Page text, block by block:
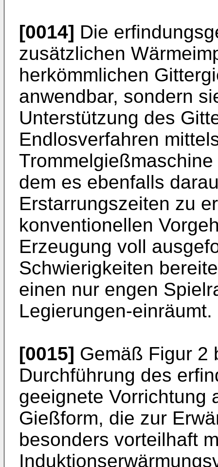
[0014] Die
zusätzlichen
herkömmlichen
anwendbar, sondern
Unterstützung des
Endlosverfahren
dem es ebenfalls
Erstarrungszeiten zu
konventionellen
Erzeugung voll
Schwierigkeiten
einen nur engen
Legierungen-einräumt.
[0015] Gemäß Figur 2
Durchführung des
geeignete Vorrichtung
Gießform, die zur
besonders vorteilhaft